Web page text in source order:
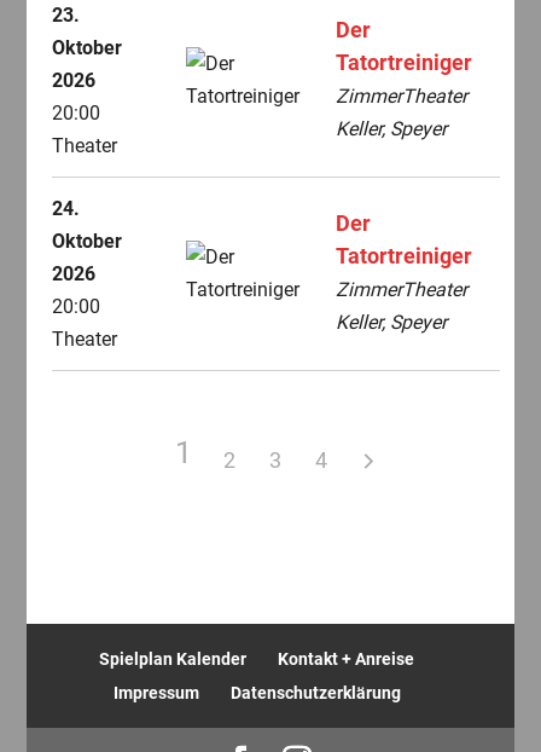
23.
Oktober
2026
20:00
Theater
Der
Tatortreiniger
ZimmerTheater
Keller, Speyer
24.
Oktober
2026
20:00
Theater
Der
Tatortreiniger
ZimmerTheater
Keller, Speyer
1 2 3 4
Spielplan Kalender
Kontakt + Anreise
Impressum
Datenschutzerklärung